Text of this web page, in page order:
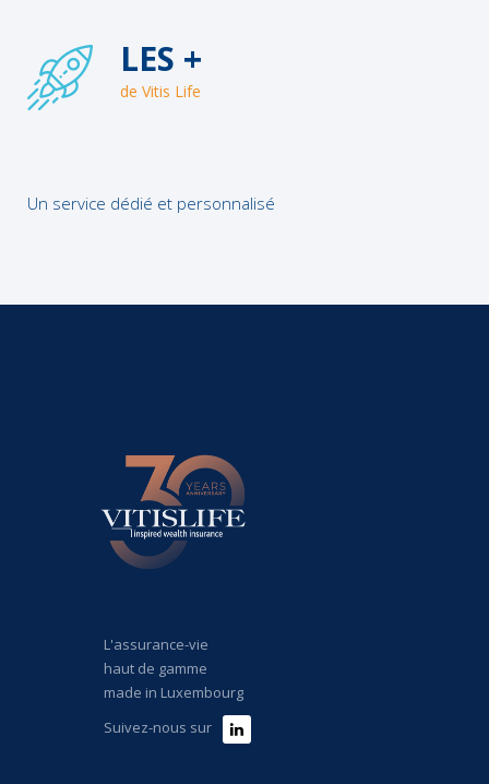
LES +
de Vitis Life
Un service dédié et personnalisé
L'assurance-vie
haut de gamme
made in Luxembourg
Suivez-nous sur